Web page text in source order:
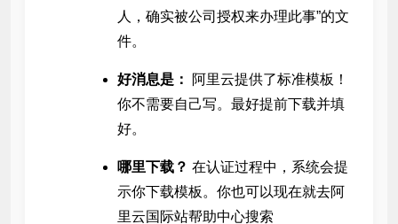
人，确实被公司授权来办理此事”的文
件。
好消息是：
阿里云提供了标准模板！
你不需要自己写。最好提前下载并填
好。
哪里下载？ 在认证过程中，系统会提
示你下载模板。你也可以现在就去阿
里云国际站帮助中心搜索